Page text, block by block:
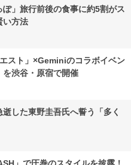
ぽ」旅行前後の食事に約5割がス
い方法
スト」×Geminiのコラボイベン
を渋谷・原宿で開催
した東野圭吾氏へ誓う「多く
」で圧巻のスタイルを披露！